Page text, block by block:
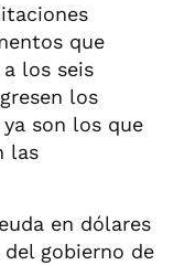
que
los seis
los
son los que
las
en dólares
gobierno de